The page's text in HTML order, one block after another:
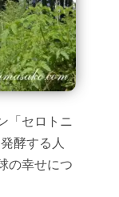
「セロトニ
酵する人
の幸せにつ